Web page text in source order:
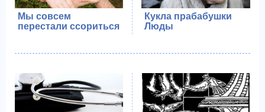
Мы совсем
перестали ссориться
Кукла прабабушки
Люды